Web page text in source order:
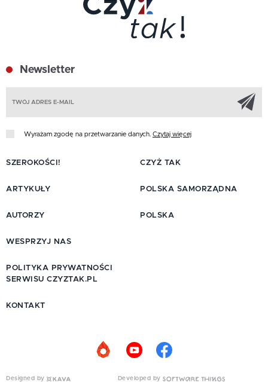
Newsletter
Wyrażam zgodę na przetwarzanie danych. Czytaj więcej
SZEROKOŚCI!
ARTYKUŁY
AUTORZY
CZYŻ TAK
POLSKA SAMORZĄDNA
POLSKA
WESPRZYJ NAS
POLITYKA PRYWATNOŚCI
SERWISU CZYZTAK.PL
KONTAKT
Designed by Developed by